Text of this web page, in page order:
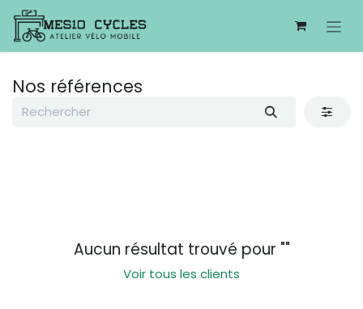
Se rendre au contenu
Nos références
Aucun résultat trouvé pour ""
Voir tous les clients